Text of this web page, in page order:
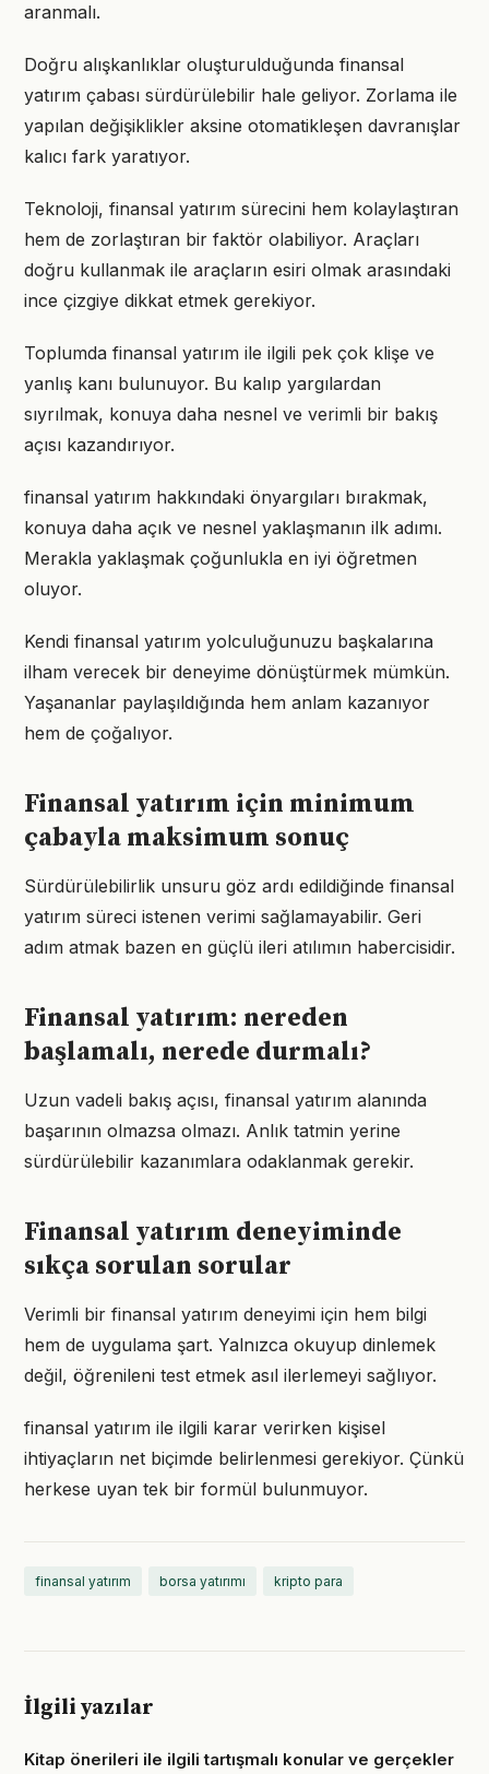
aranmalı.
Doğru alışkanlıklar oluşturulduğunda finansal
yatırım çabası sürdürülebilir hale geliyor. Zorlama ile
yapılan değişiklikler aksine otomatikleşen davranışlar
kalıcı fark yaratıyor.
Teknoloji, finansal yatırım sürecini hem kolaylaştıran
hem de zorlaştıran bir faktör olabiliyor. Araçları
doğru kullanmak ile araçların esiri olmak arasındaki
ince çizgiye dikkat etmek gerekiyor.
Toplumda finansal yatırım ile ilgili pek çok klişe ve
yanlış kanı bulunuyor. Bu kalıp yargılardan
sıyrılmak, konuya daha nesnel ve verimli bir bakış
açısı kazandırıyor.
finansal yatırım hakkındaki önyargıları bırakmak,
konuya daha açık ve nesnel yaklaşmanın ilk adımı.
Merakla yaklaşmak çoğunlukla en iyi öğretmen
oluyor.
Kendi finansal yatırım yolculuğunuzu başkalarına
ilham verecek bir deneyime dönüştürmek mümkün.
Yaşananlar paylaşıldığında hem anlam kazanıyor
hem de çoğalıyor.
Finansal yatırım için minimum
çabayla maksimum sonuç
Sürdürülebilirlik unsuru göz ardı edildiğinde finansal
yatırım süreci istenen verimi sağlamayabilir. Geri
adım atmak bazen en güçlü ileri atılımın habercisidir.
Finansal yatırım: nereden
başlamalı, nerede durmalı?
Uzun vadeli bakış açısı, finansal yatırım alanında
başarının olmazsa olmazı. Anlık tatmin yerine
sürdürülebilir kazanımlara odaklanmak gerekir.
Finansal yatırım deneyiminde
sıkça sorulan sorular
Verimli bir finansal yatırım deneyimi için hem bilgi
hem de uygulama şart. Yalnızca okuyup dinlemek
değil, öğrenileni test etmek asıl ilerlemeyi sağlıyor.
finansal yatırım ile ilgili karar verirken kişisel
ihtiyaçların net biçimde belirlenmesi gerekiyor. Çünkü
herkese uyan tek bir formül bulunmuyor.
finansal yatırım borsa yatırımı kripto para
İlgili yazılar
Kitap önerileri ile ilgili tartışmalı konular ve gerçekler